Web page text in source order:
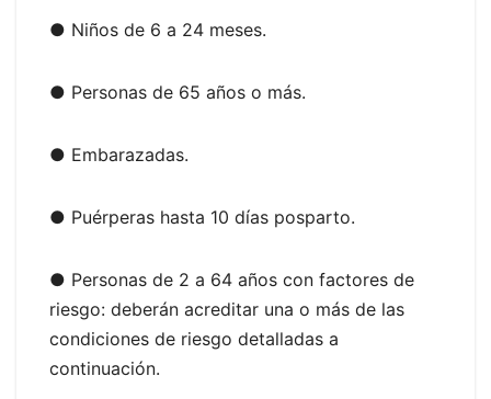
● Niños de 6 a 24 meses.
● Personas de 65 años o más.
● Embarazadas.
● Puérperas hasta 10 días posparto.
● Personas de 2 a 64 años con factores de
riesgo: deberán acreditar una o más de las
condiciones de riesgo detalladas a
continuación.